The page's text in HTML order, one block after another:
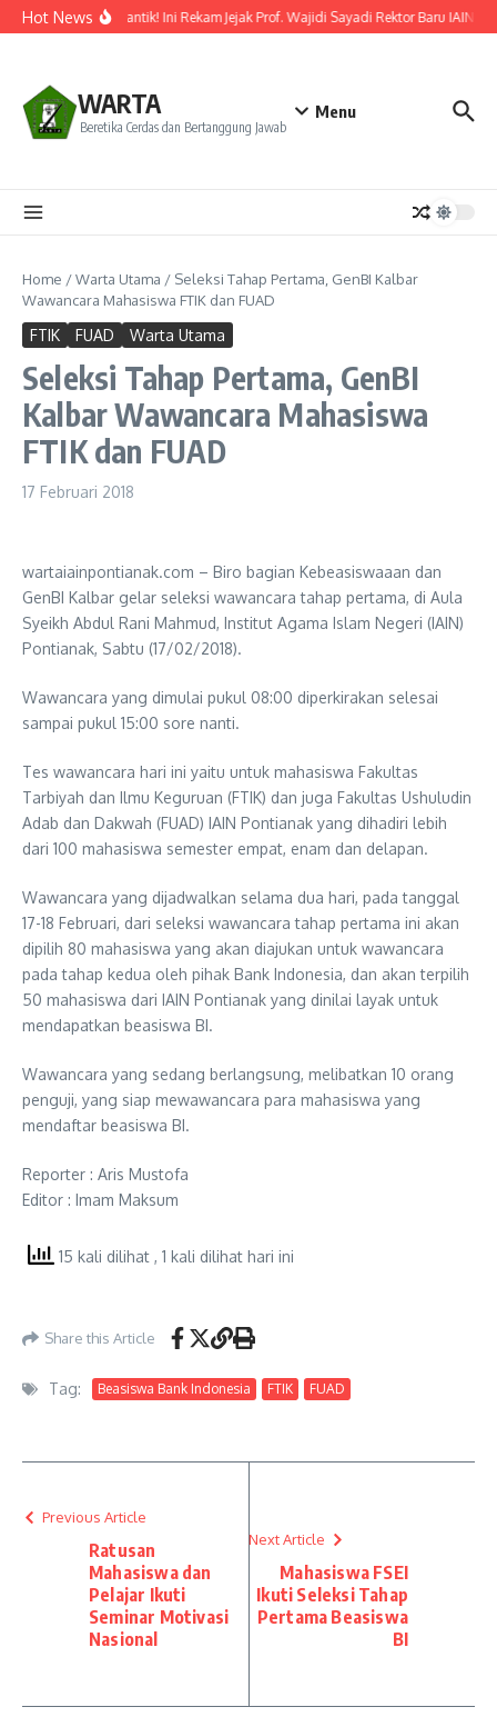
Lewati ke konten
Hot NewsResmi Dilantik! Ini Rekam Jejak Prof. Wajidi Sayadi Rektor Baru IAIN
WARTA
Beretika Cerdas dan Bertanggung Jawab
Menu
Home /Warta Utama / Seleksi Tahap Pertama, GenBI Kalbar
Wawancara Mahasiswa FTIK dan FUAD
FTIK FUAD Warta Utama
Seleksi Tahap Pertama, GenBI
Kalbar Wawancara Mahasiswa
FTIK dan FUAD
17 Februari 2018
wartaiainpontianak.com – Biro bagian Kebeasiswaaan dan
GenBI Kalbar gelar seleksi wawancara tahap pertama, di Aula
Syeikh Abdul Rani Mahmud, Institut Agama Islam Negeri (IAIN)
Pontianak, Sabtu (17/02/2018).
Wawancara yang dimulai pukul 08:00 diperkirakan selesai
sampai pukul 15:00 sore nanti.
Tes wawancara hari ini yaitu untuk mahasiswa Fakultas
Tarbiyah dan Ilmu Keguruan (FTIK) dan juga Fakultas Ushuludin
Adab dan Dakwah (FUAD) IAIN Pontianak yang dihadiri lebih
dari 100 mahasiswa semester empat, enam dan delapan.
Wawancara yang dijadwalkan selama dua hari, pada tanggal
17-18 Februari, dari seleksi wawancara tahap pertama ini akan
dipilih 80 mahasiswa yang akan diajukan untuk wawancara
pada tahap kedua oleh pihak Bank Indonesia, dan akan terpilih
50 mahasiswa dari IAIN Pontianak yang dinilai layak untuk
mendapatkan beasiswa BI.
Wawancara yang sedang berlangsung, melibatkan 10 orang
penguji, yang siap mewawancara para mahasiswa yang
mendaftar beasiswa BI.
Reporter : Aris Mustofa
Editor : Imam Maksum
15 kali dilihat , 1 kali dilihat hari ini
Share this Article
Tag: Beasiswa Bank Indonesia FTIK FUAD
Previous Article
Ratusan
Mahasiswa dan
Pelajar Ikuti
Seminar Motivasi
Nasional
Next Article
Mahasiswa FSEI
Ikuti Seleksi Tahap
Pertama Beasiswa
BI